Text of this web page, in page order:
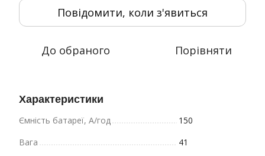
Повідомити, коли з'явиться
До обраного Порівняти
Характеристики
Ємність батареї, А/год
150
Вага
41